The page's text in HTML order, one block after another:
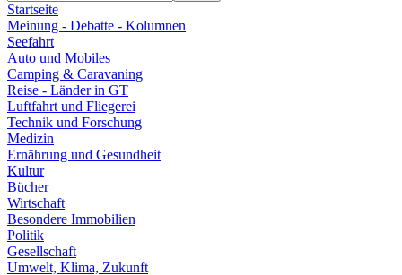
Startseite
Meinung - Debatte - Kolumnen
Seefahrt
Auto und Mobiles
Camping & Caravaning
Reise - Länder in GT
Luftfahrt und Fliegerei
Technik und Forschung
Medizin
Ernährung und Gesundheit
Kultur
Bücher
Wirtschaft
Besondere Immobilien
Politik
Gesellschaft
Umwelt, Klima, Zukunft